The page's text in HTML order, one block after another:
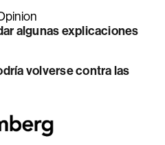
algunas explicaciones
volverse contra las